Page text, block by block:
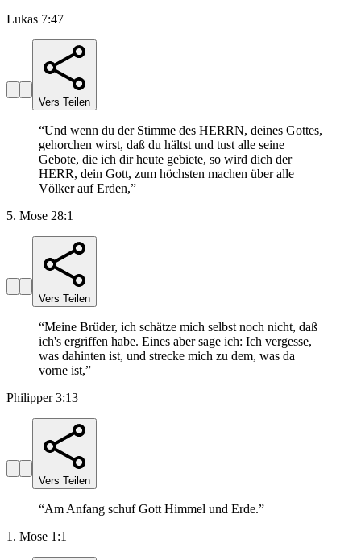
Lukas 7:47
Vers Teilen
“Und wenn du der Stimme des HERRN, deines Gottes,
gehorchen wirst, daß du hältst und tust alle seine
Gebote, die ich dir heute gebiete, so wird dich der
HERR, dein Gott, zum höchsten machen über alle
Völker auf Erden,”
5. Mose 28:1
Vers Teilen
“Meine Brüder, ich schätze mich selbst noch nicht, daß
ich's ergriffen habe. Eines aber sage ich: Ich vergesse,
was dahinten ist, und strecke mich zu dem, was da
vorne ist,”
Philipper 3:13
Vers Teilen
“Am Anfang schuf Gott Himmel und Erde.”
1. Mose 1:1